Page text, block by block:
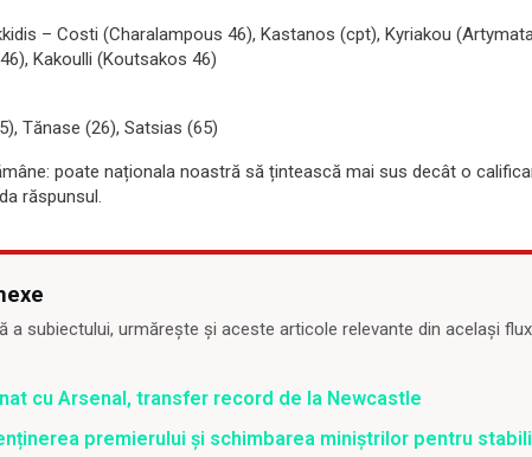
– Costi (Charalampous 46), Kastanos (cpt), Kyriakou
Kakoulli (Koutsakos 46)
Tănase (26), Satsias (65)
poate naționala noastră să țintească mai sus decât o
răspunsul.
a subiectului, urmărește și aceste articole relevante din același flux
cu Arsenal, transfer record de la Newcastle
premierului și schimbarea miniștrilor pentru